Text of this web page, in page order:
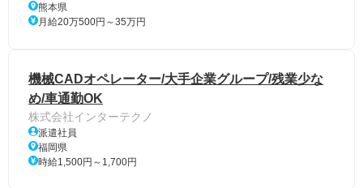
熊本県
月給20万500円～35万円
機械CADオペレーター/大手企業グループ/残業少な
め/車通勤OK
株式会社インターテクノ
派遣社員
福岡県
時給1,500円～1,700円